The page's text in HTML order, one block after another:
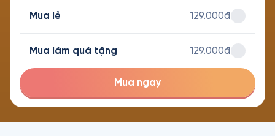
Mua lẻ 129.000đ
Mua làm quà tặng 129.000đ
Mua ngay